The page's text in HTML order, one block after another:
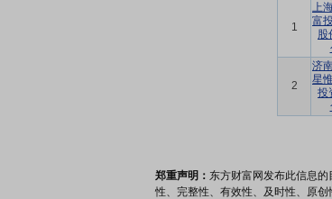
1
上
富
股
2
济
星
投
郑重声明： 东方财富网发布此信息
性、完整性、有效性、及时性、原